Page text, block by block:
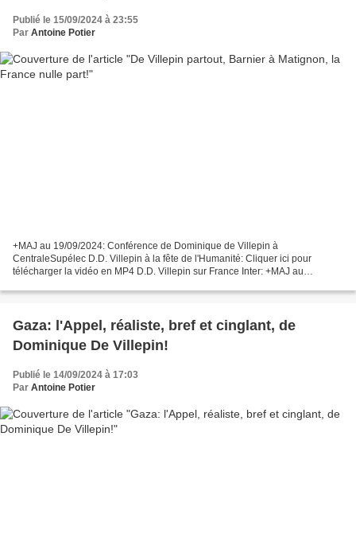
Publié le 15/09/2024 à 23:55
Par Antoine Potier
+MAJ au 19/09/2024: Conférence de Dominique de Villepin à
CentraleSupélec D.D. Villepin à la fête de l'Humanité: Cliquer ici pour
télécharger la vidéo en MP4 D.D. Villepin sur France Inter: +MAJ au
Gaza: l'Appel, réaliste, bref et cinglant, de
Dominique De Villepin!
Publié le 14/09/2024 à 17:03
Par Antoine Potier